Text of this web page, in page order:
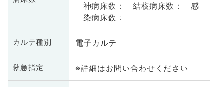
神病床数： 結核病床数： 感
染病床数：
カルテ種別 電子カルテ
救急指定 ※詳細はお問い合わせください